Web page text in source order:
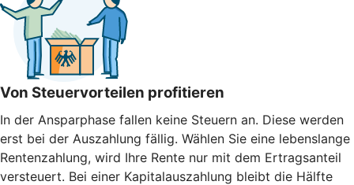
Von Steuervorteilen profitieren
In der Ansparphase fallen keine Steuern an. Diese werden
erst bei der Auszahlung fällig. Wählen Sie eine lebenslange
Rentenzahlung, wird Ihre Rente nur mit dem Ertragsanteil
versteuert. Bei einer Kapitalauszahlung bleibt die Hälfte